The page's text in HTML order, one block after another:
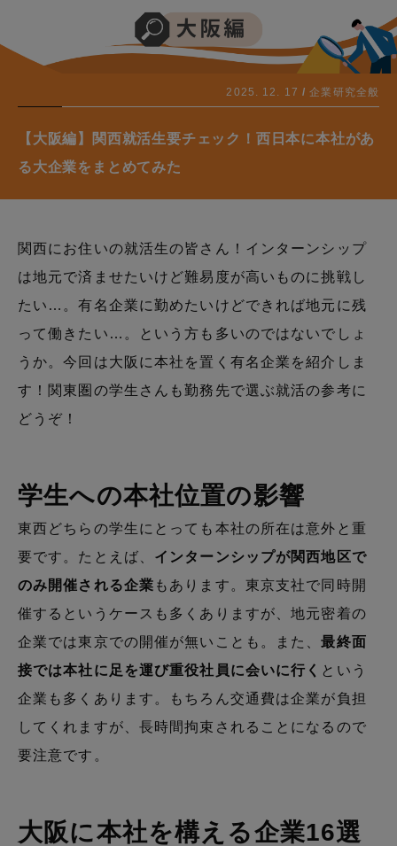
2025. 12. 17 企業研究全般
【大阪編】関西就活生要チェック！西日本に本社があ
る大企業をまとめてみた
関西にお住いの就活生の皆さん！インターンシップ
は地元で済ませたいけど難易度が高いものに挑戦し
たい…。有名企業に勤めたいけどできれば地元に残
って働きたい…。という方も多いのではないでしょ
うか。今回は大阪に本社を置く有名企業を紹介しま
す！関東圏の学生さんも勤務先で選ぶ就活の参考に
どうぞ！
学生への本社位置の影響
東西どちらの学生にとっても本社の所在は意外と重
要です。たとえば、 インターンシップが関西地区で
のみ開催される企業 もあります。東京支社で同時開
催するというケースも多くありますが、地元密着の
企業では東京での開催が無いことも。また、最終面
接では本社に足を運び重役社員に会いに行く という
企業も多くあります。もちろん交通費は企業が負担
してくれますが、長時間拘束されることになるので
要注意です。
大阪に本社を構える企業16選